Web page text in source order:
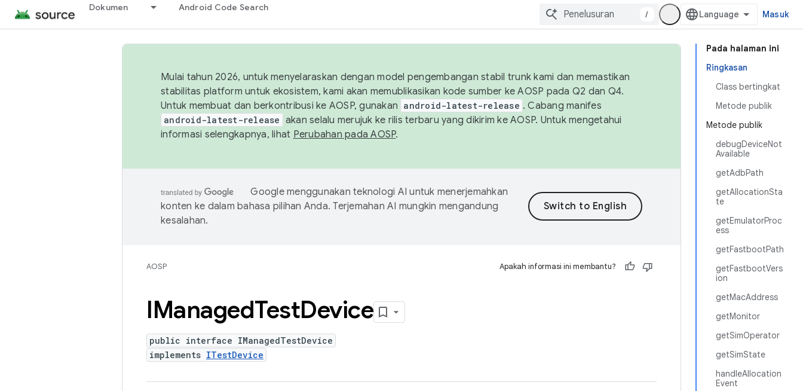
Dokumen Android Code Search
/ Masuk
Pada halaman ini
Ringkasan
Class bertingkat
Metode publik
Metode publik
debugDeviceNot
Available
getAdbPath
getAllocationSta
te
getEmulatorProc
ess
getFastbootPath
getFastbootVers
ion
getMacAddress
getMonitor
getSimOperator
getSimState
handleAllocation
Event
Mulai tahun 2026, untuk menyelaraskan dengan model pengembangan stabil trunk kami dan memastikan
stabilitas platform untuk ekosistem, kami akan memublikasikan kode sumber ke AOSP pada Q2 dan Q4.
Untuk membuat dan berkontribusi ke AOSP, gunakan android-latest-release . Cabang manifes
android-latest-release akan selalu merujuk ke rilis terbaru yang dikirim ke AOSP. Untuk mengetahui
informasi selengkapnya, lihat Perubahan pada AOSP.
Google menggunakan teknologi AI untuk menerjemahkan
konten ke dalam bahasa pilihan Anda. Terjemahan AI mungkin mengandung
kesalahan.
AOSP Apakah informasi ini membantu?
IManagedTestDevice
public interface IManagedTestDevice
implements ITestDevice